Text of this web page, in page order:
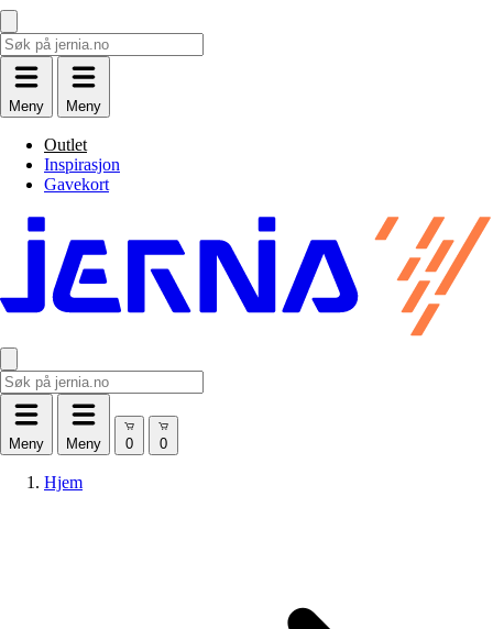
Meny Meny
Outlet
Inspirasjon
Gavekort
Meny Meny
Hjem